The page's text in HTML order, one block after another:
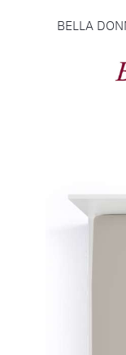
BELLA